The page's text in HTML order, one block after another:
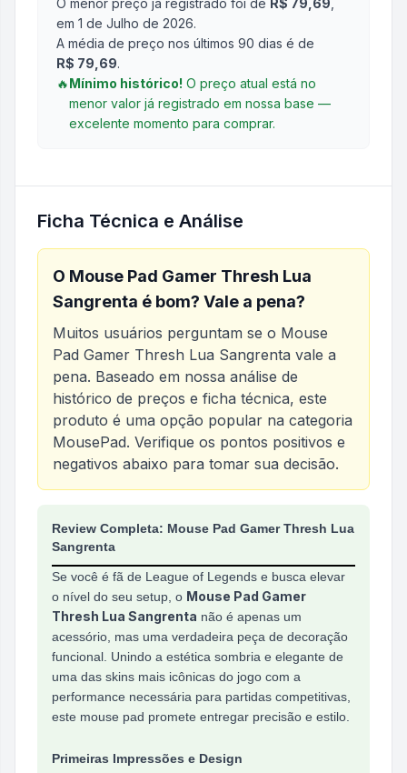
O menor preço já registrado foi de R$ 79,69
em 1 de Julho de 2026.
A média de preço nos últimos 90 dias é de
R$ 79,69.
🔥Mínimo histórico! O preço atual está no
menor valor já registrado em nossa base —
excelente momento para comprar.
Ficha Técnica e Análise
O Mouse Pad Gamer Thresh Lua
Sangrenta é bom? Vale a pena?
Muitos usuários perguntam se o Mouse
Pad Gamer Thresh Lua Sangrenta vale a
pena. Baseado em nossa análise de
histórico de preços e ficha técnica, este
produto é uma opção popular na categoria
MousePad. Verifique os pontos positivos e
negativos abaixo para tomar sua decisão.
Análise do produtoMouse Pad Gamer Thresh
Review Completa: Mouse Pad Gamer Thresh Lua
Sangrenta
Se você é fã de League of Legends e busca elevar
o nível do seu setup, o Mouse Pad Gamer
Thresh Lua Sangrenta não é apenas um
acessório, mas uma verdadeira peça de decoração
funcional. Unindo a estética sombria e elegante de
uma das skins mais icônicas do jogo com a
performance necessária para partidas competitivas,
este mouse pad promete entregar precisão e estilo.
Primeiras Impressões e Design